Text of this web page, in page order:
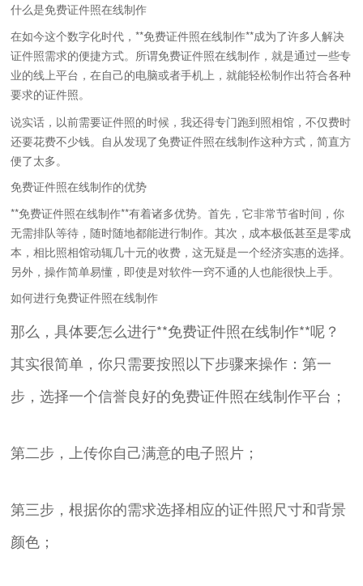
什么是免费证件照在线制作
在如今这个数字化时代，**免费证件照在线制作**成为了许多人解决
证件照需求的便捷方式。所谓免费证件照在线制作，就是通过一些专
业的线上平台，在自己的电脑或者手机上，就能轻松制作出符合各种
要求的证件照。
说实话，以前需要证件照的时候，我还得专门跑到照相馆，不仅费时
还要花费不少钱。自从发现了免费证件照在线制作这种方式，简直方
便了太多。
免费证件照在线制作的优势
**免费证件照在线制作**有着诸多优势。首先，它非常节省时间，你
无需排队等待，随时随地都能进行制作。其次，成本极低甚至是零成
本，相比照相馆动辄几十元的收费，这无疑是一个经济实惠的选择。
另外，操作简单易懂，即使是对软件一窍不通的人也能很快上手。
如何进行免费证件照在线制作
那么，具体要怎么进行**免费证件照在线制作**呢？
其实很简单，你只需要按照以下步骤来操作：第一
步，选择一个信誉良好的免费证件照在线制作平台；
第二步，上传你自己满意的电子照片；
第三步，根据你的需求选择相应的证件照尺寸和背景
颜色；